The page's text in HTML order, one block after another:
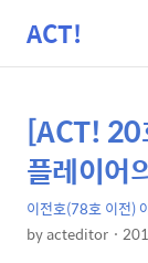
ACT!
상
세
컨
텐
본
문
제
목
[ACT! 20
플레이어
이전호(78호 이전)
byacteditor